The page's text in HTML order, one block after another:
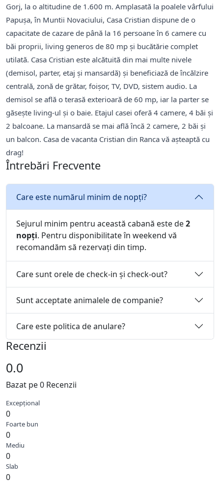
Gorj, la o altitudine de 1.600 m. Amplasată la poalele vârfului
Papușa, în Muntii Novaciului, Casa Cristian dispune de o
capacitate de cazare de până la 16 persoane în 6 camere cu
băi proprii, living generos de 80 mp și bucătărie complet
utilată. Casa Cristian este alcătuită din mai multe nivele
(demisol, parter, etaj și mansardă) și beneficiază de încălzire
centrală, zonă de grătar, foișor, TV, DVD, sistem audio. La
demisol se află o terasă exterioară de 60 mp, iar la parter se
găsește living-ul și o baie. Etajul casei oferă 4 camere, 4 băi și
2 balcoane. La mansardă se mai află încă 2 camere, 2 băi și
un balcon. Casa de vacanta Cristian din Ranca vă așteaptă cu
drag!
Întrebări Frecvente
Care este numărul minim de nopți?
Sejurul minim pentru această cabană este de2
nopți. Pentru disponibilitate în weekend vă
recomandăm să rezervați din timp.
Care sunt orele de check-in și check-out?
Sunt acceptate animalele de companie?
Care este politica de anulare?
Recenzii
0.0
Bazat pe 0 Recenzii
Excepțional
0
Foarte bun
0
Mediu
0
Slab
0